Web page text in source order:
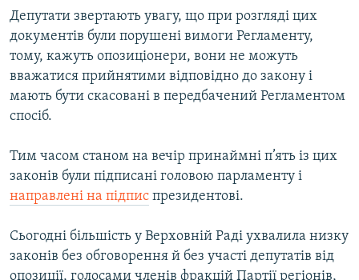
Депутати звертають увагу, що при розгляді цих
документів були порушені вимоги Регламенту,
тому, кажуть опозиціонери, вони не можуть
вважатися прийнятими відповідно до закону і
мають бути скасовані в передбачений Регламентом
спосіб.
Тим часом станом на вечір принаймні п’ять із цих
законів були підписані головою парламенту і
направлені на підпис президентові.
Сьогодні більшість у Верховній Раді ухвалила низку
законів без обговорення й без участі депутатів від
опозиції, голосами членів фракцій Партії регіонів,